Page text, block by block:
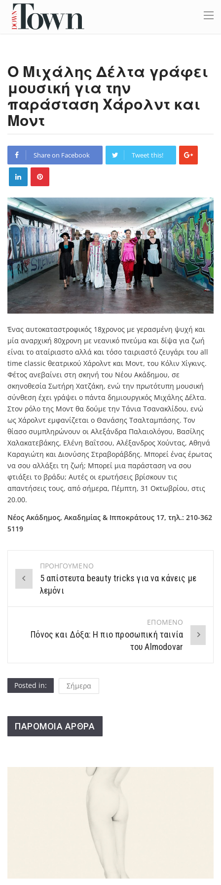
Ο Μιχάλης Δέλτα γράφει
μουσική για την
παράσταση Χάρολντ και
Μοντ
Share on Facebook Tweet this!
Ένας αυτοκαταστροφικός 18χρονος με γερασμένη ψυχή και
μία αναρχική 80χρονη με νεανικό πνεύμα και δίψα για ζωή
είναι το αταίριαστο αλλά και τόσο ταιριαστό ζευγάρι του all
time classic θεατρικού Χάρολντ και Μοντ, του Κόλιν Χίγκινς.
Φέτος ανεβαίνει στη σκηνή του Νέου Ακάδημου, σε
σκηνοθεσία Σωτήρη Χατζάκη, ενώ την πρωτότυπη μουσική
σύνθεση έχει γράψει ο πάντα δημιουργικός Μιχάλης Δέλτα.
Στον ρόλο της Μοντ θα δούμε την Τάνια Τσανακλίδου, ενώ
ως Χάρολντ εμφανίζεται ο Θανάσης Τσαλταμπάσης. Τον
θίασο συμπληρώνουν οι Αλεξάνδρα Παλαιολόγου, Βασίλης
Χαλακατεβάκης, Ελένη Βαΐτσου, Αλέξανδρος Χούντας, Αθηνά
Καραγιώτη και Διονύσης Στραβοράβδης. Μπορεί ένας έρωτας
να σου αλλάξει τη ζωή; Μπορεί μια παράσταση να σου
φτιάξει το βράδυ; Αυτές οι ερωτήσεις βρίσκουν τις
απαντήσεις τους, από σήμερα, Πέμπτη, 31 Οκτωβρίου, στις
20.00.
Νέος Ακάδημος, Ακαδημίας & Ιπποκράτους 17, τηλ.: 210-362
5119
Post
navigation
ΠΡΟΗΓΟΥΜΕΝΟ
5 απίστευτα beauty tricks για να κάνεις με
λεμόνι
ΕΠΟΜΕΝΟ
Πόνος και Δόξα: Η πιο προσωπική ταινία
του Almodovar
Posted in: Σήμερα
ΠΑΡΟΜΟΙΑ ΑΡΘΡΑ